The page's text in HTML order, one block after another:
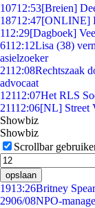
10712:53[Breien]
18712:47[ONLINE]
112:29[Dagboek]
6112:12Lisa (38)
asielzoeker
2112:08Rechtszaak
advocaat
12112:07Het RLS
21112:06[NL] Street
Showbiz
Showbiz
Scrollbar
opslaan
1913:26Britney
2906/08NPO-